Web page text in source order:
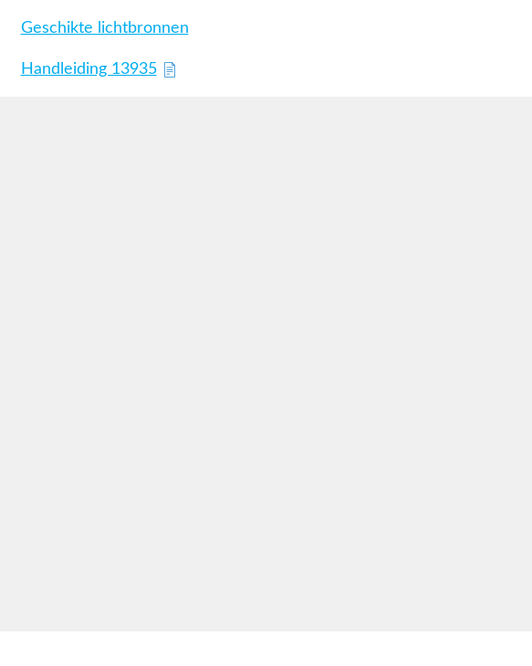
Geschikte lichtbronnen
Handleiding 13935